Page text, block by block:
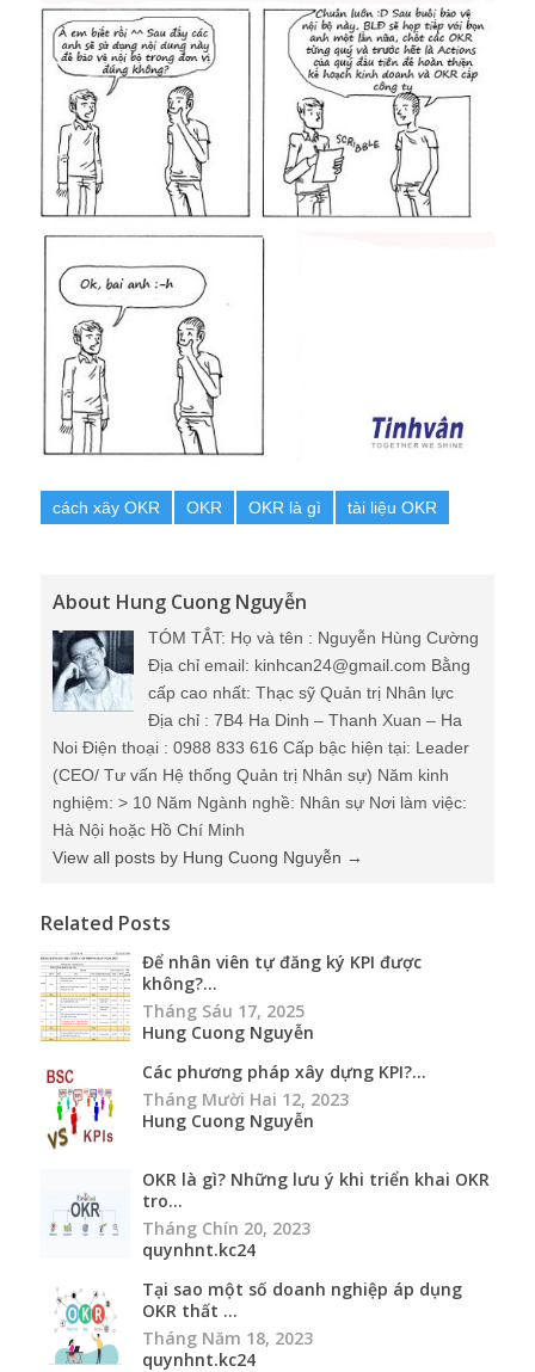
cách xây OKR OKR OKR là gì tài liệu OKR
About Hung Cuong Nguyễn
TÓM TẮT: Họ và tên : Nguyễn Hùng Cường
Địa chỉ email: kinhcan24@gmail.com Bằng
cấp cao nhất: Thạc sỹ Quản trị Nhân lực
Địa chỉ : 7B4 Ha Dinh – Thanh Xuan – Ha
Noi Điện thoại : 0988 833 616 Cấp bậc hiện tại: Leader
(CEO/ Tư vấn Hệ thống Quản trị Nhân sự) Năm kinh
nghiệm: > 10 Năm Ngành nghề: Nhân sự Nơi làm việc:
Hà Nội hoặc Hồ Chí Minh
View all posts by Hung Cuong Nguyễn →
Related Posts
Để nhân viên tự đăng ký KPI được
không?...
Tháng Sáu 17, 2025
Hung Cuong Nguyễn
Các phương pháp xây dựng KPI?...
Tháng Mười Hai 12, 2023
Hung Cuong Nguyễn
OKR là gì? Những lưu ý khi triển khai OKR
tro...
Tháng Chín 20, 2023
quynhnt.kc24
Tại sao một số doanh nghiệp áp dụng
OKR thất ...
Tháng Năm 18, 2023
quynhnt.kc24